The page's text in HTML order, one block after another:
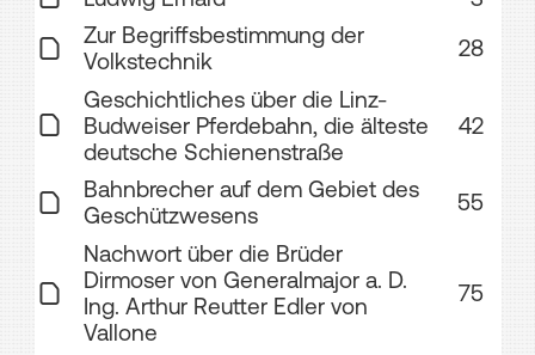
28
Zur Begriffsbestimmung der
Volkstechnik
42
Geschichtliches über die Linz-
Budweiser Pferdebahn, die älteste
deutsche Schienenstraße
55
Bahnbrecher auf dem Gebiet des
Geschützwesens
75
Nachwort über die Brüder
Dirmoser von Generalmajor a. D.
Ing. Arthur Reutter Edler von
Vallone